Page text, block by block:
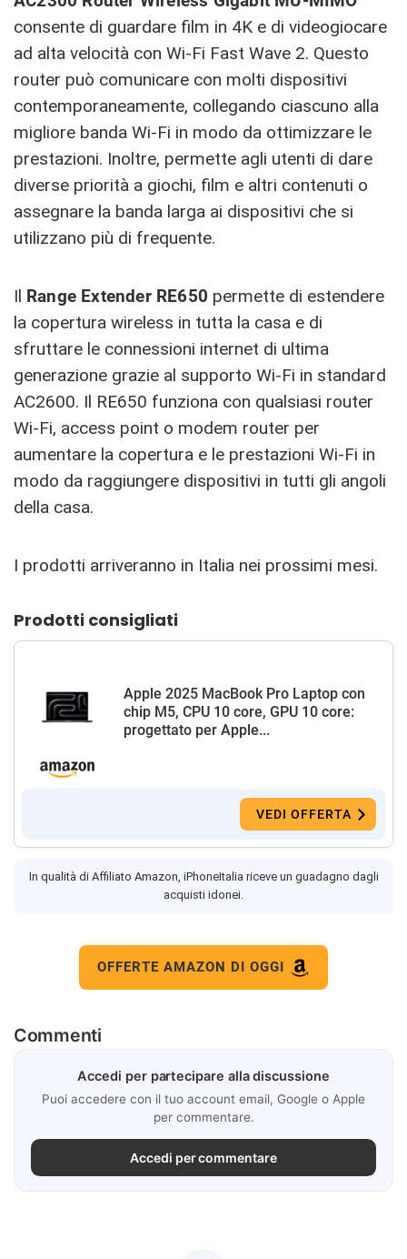
consente di guardare film in 4K e di videogiocare
ad alta velocità con Wi-Fi Fast Wave 2. Questo
router può comunicare con molti dispositivi
contemporaneamente, collegando ciascuno alla
migliore banda Wi-Fi in modo da ottimizzare le
prestazioni. Inoltre, permette agli utenti di dare
diverse priorità a giochi, film e altri contenuti o
assegnare la banda larga ai dispositivi che si
utilizzano più di frequente.
Il Range Extender RE650 permette di estendere
la copertura wireless in tutta la casa e di
sfruttare le connessioni internet di ultima
generazione grazie al supporto Wi-Fi in standard
AC2600. Il RE650 funziona con qualsiasi router
Wi-Fi, access point o modem router per
aumentare la copertura e le prestazioni Wi-Fi in
modo da raggiungere dispositivi in tutti gli angoli
della casa.
I prodotti arriveranno in Italia nei prossimi mesi.
Prodotti consigliati
Apple 2025 MacBook Pro Laptop con
chip M5, CPU 10 core, GPU 10 core:
progettato per Apple...
VEDI OFFERTA
In qualità di Affiliato Amazon, iPhoneItalia riceve un guadagno dagli
acquisti idonei.
OFFERTE AMAZON DI OGGI
Commenti
Accedi per partecipare alla discussione
Puoi accedere con il tuo account email, Google o Apple
per commentare.
Accedi per commentare